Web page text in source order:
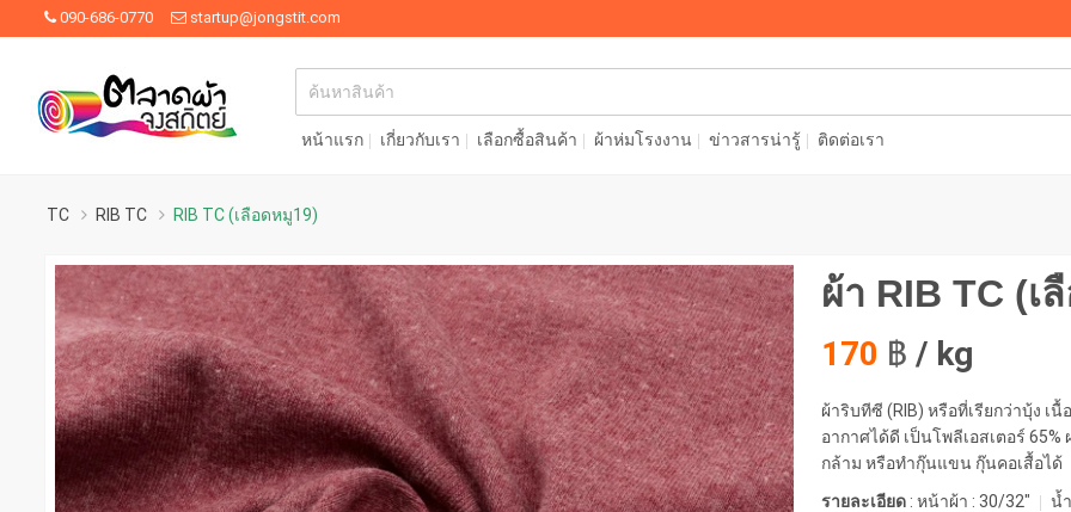
090-686-0770 startup@jongstit.com
หน้าแรก เกี่ยวกับเรา เลือกซื้อสินค้า ผ้าห่มโรงงาน ข่าวสารน่ารู้ ติดต่อเรา
TC RIB TC RIB TC (เลือดหมู19)
ผ้า RIB TC (เ
170 ฿ / kg
ผ้าริบทีซี (RIB) หรือที่เรียกว่าบุ้ง เ
อากาศได้ดี เป็นโพลีเอสเตอร์ 65%
กล้าม หรือทำกุ๊นแขน กุ๊นคอเสื้อได้
รายละเอียด : หน้าผ้า : 30/32" น้